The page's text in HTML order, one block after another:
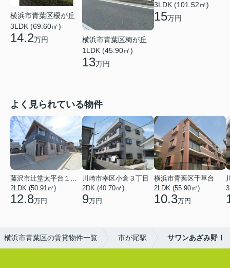
横浜市青葉区榎が丘
3LDK (69.60㎡)
14.2万円
横浜市青葉区梅が丘
1LDK (45.90㎡)
13万円
3LDK (101.52㎡)
15万円
よく見られている物件
2LDK (50.91㎡)
12.8万円
川崎市幸区小倉３丁目
2DK (40.70㎡)
9万円
横浜市青葉区千草台
2LDK (55.90㎡)
10.3万円
横浜市青葉区の賃貸物件一覧 市が尾駅 サワンあざみ野Ⅰ